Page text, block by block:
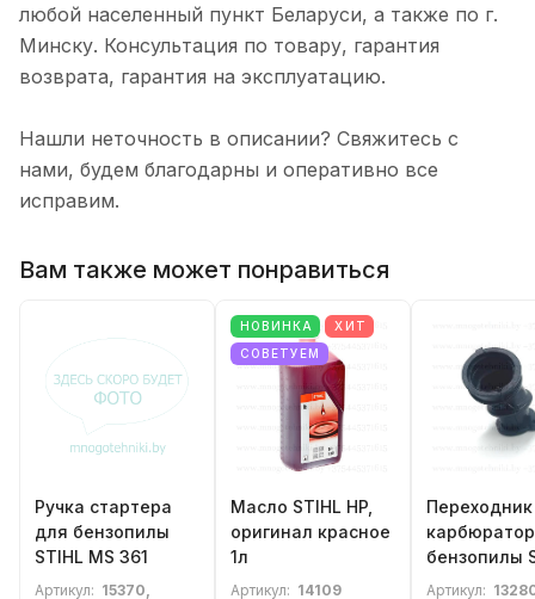
любой населенный пункт Беларуси, а также по г.
Минску. Консультация по товару, гарантия
возврата, гарантия на эксплуатацию.
Нашли неточность в описании? Свяжитесь с
нами, будем благодарны и оперативно все
исправим.
Вам также может понравиться
Ручка стартера
для бензопилы
STIHL MS 361
Артикул: 15370,
НОВИНКА
ХИТ
СОВЕТУЕМ
Масло STIHL HP,
оригинал красное
1л
Артикул: 14109
Переходник
бензопилы
MS 381
Артикул: